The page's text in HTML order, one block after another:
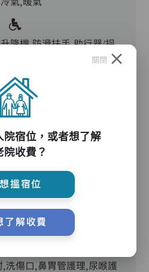
降機,防滑扶手,助行器/拐
藥、量度生命表徵、協助沐
飯、換尿片
洗傷口,鼻胃管護理,尿喉護
關閉
院宿位，或者想了解
院收費？
搵宿位
了解收費